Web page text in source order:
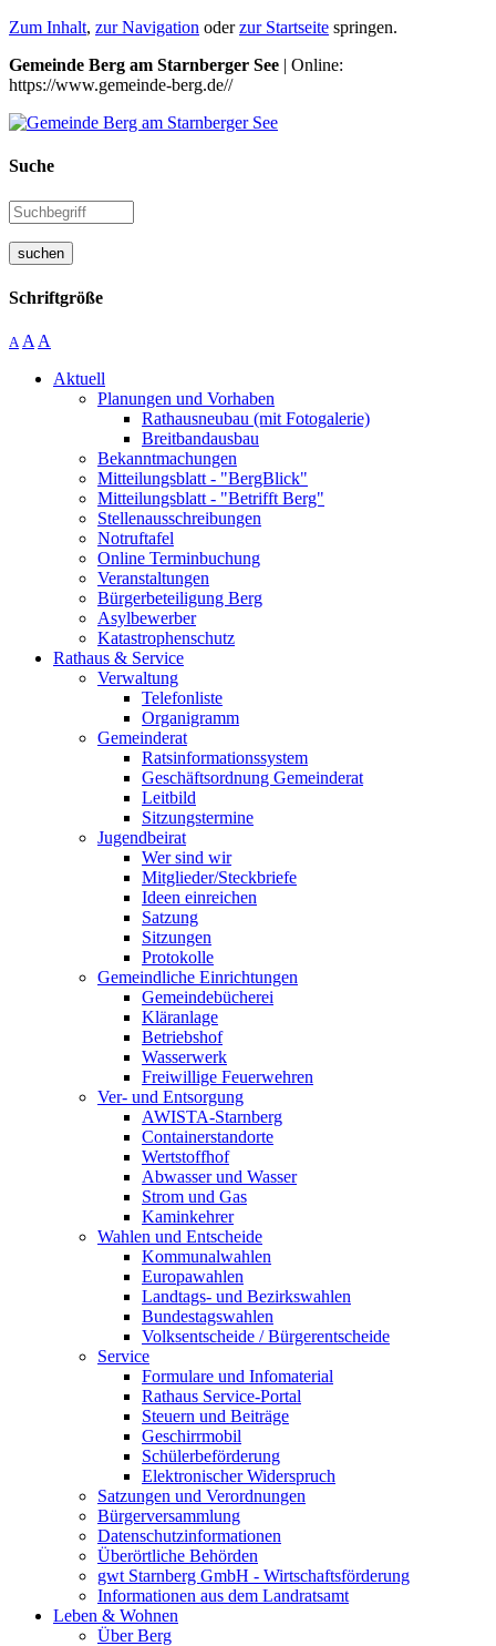
Zum Inhalt, zur Navigation oderzur Startseite springen.
Gemeinde Berg am Starnberger See | Online:
https://www.gemeinde-berg.de//
Suche
suchen
Schriftgröße
A A A
Aktuell
Planungen und Vorhaben
Rathausneubau (mit Fotogalerie)
Breitbandausbau
Bekanntmachungen
Mitteilungsblatt - "BergBlick"
Mitteilungsblatt - "Betrifft Berg"
Stellenausschreibungen
Notruftafel
Online Terminbuchung
Veranstaltungen
Bürgerbeteiligung Berg
Asylbewerber
Katastrophenschutz
Rathaus & Service
Verwaltung
Telefonliste
Organigramm
Gemeinderat
Ratsinformationssystem
Geschäftsordnung Gemeinderat
Leitbild
Sitzungstermine
Jugendbeirat
Wer sind wir
Mitglieder/Steckbriefe
Ideen einreichen
Satzung
Sitzungen
Protokolle
Gemeindliche Einrichtungen
Gemeindebücherei
Kläranlage
Betriebshof
Wasserwerk
Freiwillige Feuerwehren
Ver- und Entsorgung
AWISTA-Starnberg
Containerstandorte
Wertstoffhof
Abwasser und Wasser
Strom und Gas
Kaminkehrer
Wahlen und Entscheide
Kommunalwahlen
Europawahlen
Landtags- und Bezirkswahlen
Bundestagswahlen
Volksentscheide / Bürgerentscheide
Service
Formulare und Infomaterial
Rathaus Service-Portal
Steuern und Beiträge
Geschirrmobil
Schülerbeförderung
Elektronischer Widerspruch
Satzungen und Verordnungen
Bürgerversammlung
Datenschutzinformationen
Überörtliche Behörden
gwt Starnberg GmbH - Wirtschaftsförderung
Informationen aus dem Landratsamt
Leben & Wohnen
Über Berg